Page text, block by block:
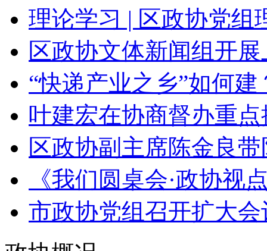
理论学习 | 区政协党组
区政协文体新闻组开
“快递产业之乡”如何
叶建宏在协商督办重
区政协副主席陈金良
《我们圆桌会·政协视
市政协党组召开扩大